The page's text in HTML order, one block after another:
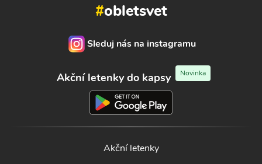
#obletsvet
Sleduj nás na instagramu
Akční letenky do kapsy Novinka
Akční letenky